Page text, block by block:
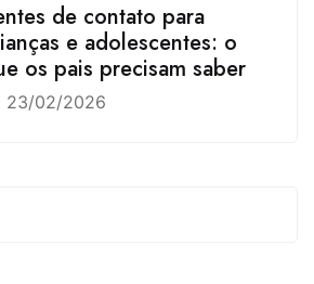
de contato para
e adolescentes: o
os pais precisam saber
23/02/2026